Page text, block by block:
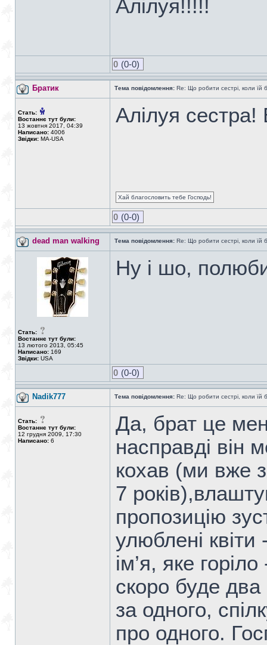
Алілуя!!!!!
0 (0-0)
Братик Тема повідомлення: Re: Що робити сестрі, коли їй
Стать:
Востаннє тут були:
13 жовтня 2017, 04:39
Написано: 4006
Звідки: MA-USA
Алілуя
Хай благословить тебе Господь!
0 (0-0)
dead man walking Тема повідомлення: Re: Що робити сестрі, коли їй
Стать:
Востаннє тут були:
13 лютого 2013, 05:45
Написано: 169
Звідки: USA
Ну і шо,
0 (0-0)
Nadik777 Тема повідомлення: Re: Що робити сестрі, коли їй
Стать:
Востаннє тут були:
12 грудня 2009, 17:30
Написано: 6
Да, брат це
насправді він
кохав (ми вже
7
пропозицію
улюблені квіти
ім’я, яке
скоро буде
за одного,
про одного.